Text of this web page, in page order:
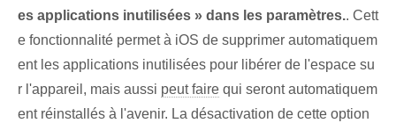
es applications inutilisées » dans les paramètres.. Cett
e fonctionnalité permet à iOS de supprimer automatiquem
ent les applications inutilisées pour libérer de l'espace su
r l'appareil, mais aussi peut faire ⁣qui seront automatiquem
ent réinstallés à l'avenir. La désactivation de cette option